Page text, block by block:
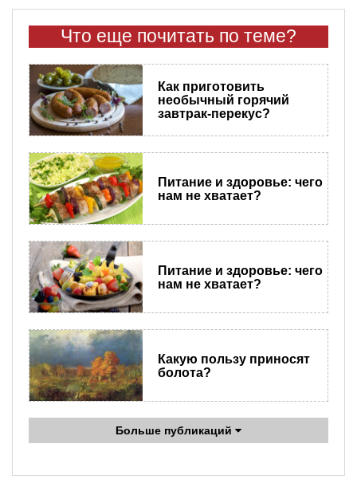
Что еще почитать по теме?
Как приготовить
необычный горячий
завтрак-перекус?
Питание и здоровье: чего
нам не хватает?
Питание и здоровье: чего
нам не хватает?
Какую пользу приносят
болота?
Больше публикаций